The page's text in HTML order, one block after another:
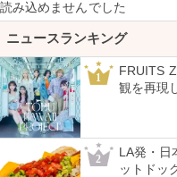
読み込めませんでした
ニュースランキング
1
FRUITS
観を再現
2
LA発・
ットドッ